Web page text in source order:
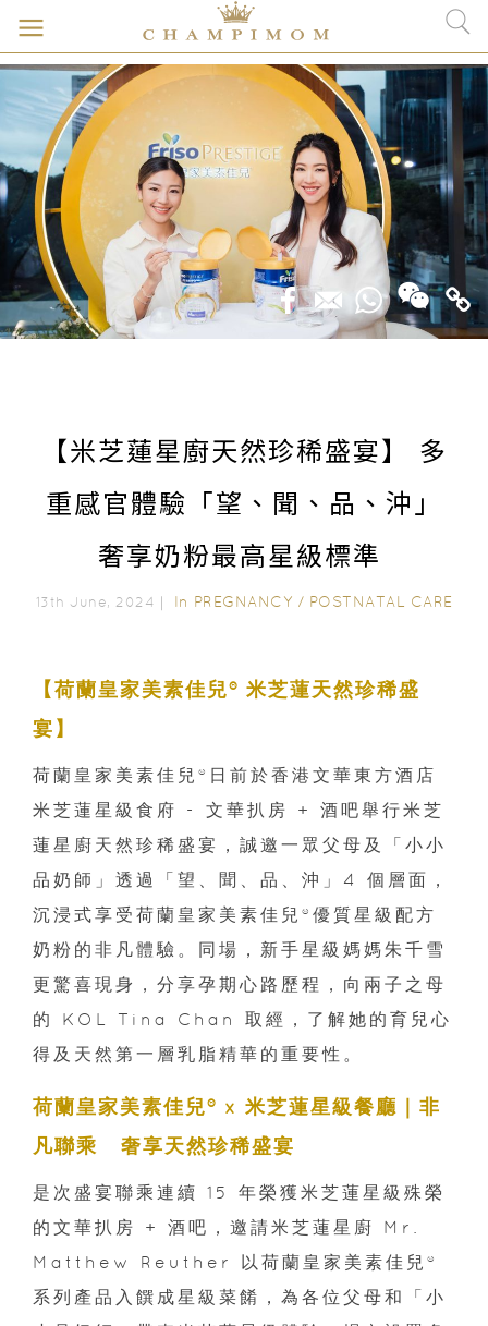
【米芝蓮星廚天然珍稀盛宴】 多
重感官體驗「望、聞、品、沖」
奢享奶粉最高星級標準
13th June, 2024｜ In PREGNANCY / POSTNATAL CARE
【荷蘭皇家美素佳兒® 米芝蓮天然珍稀盛
宴】
荷蘭皇家美素佳兒®日前於香港文華東方酒店
米芝蓮星級食府 - 文華扒房 + 酒吧舉行米芝
蓮星廚天然珍稀盛宴，誠邀一眾父母及「小小
品奶師」透過「望、聞、品、沖」4 個層面，
沉浸式享受荷蘭皇家美素佳兒®優質星級配方
奶粉的非凡體驗。同場，新手星級媽媽朱千雪
更驚喜現身，分享孕期心路歷程，向兩子之母
的 KOL Tina Chan 取經，了解她的育兒心
得及天然第一層乳脂精華的重要性。
荷蘭皇家美素佳兒® x 米芝蓮星級餐廳｜非
凡聯乘 奢享天然珍稀盛宴
是次盛宴聯乘連續 15 年榮獲米芝蓮星級殊榮
的文華扒房 + 酒吧，邀請米芝蓮星廚 Mr.
Matthew Reuther 以荷蘭皇家美素佳兒®
系列產品入饌成星級菜餚，為各位父母和「小